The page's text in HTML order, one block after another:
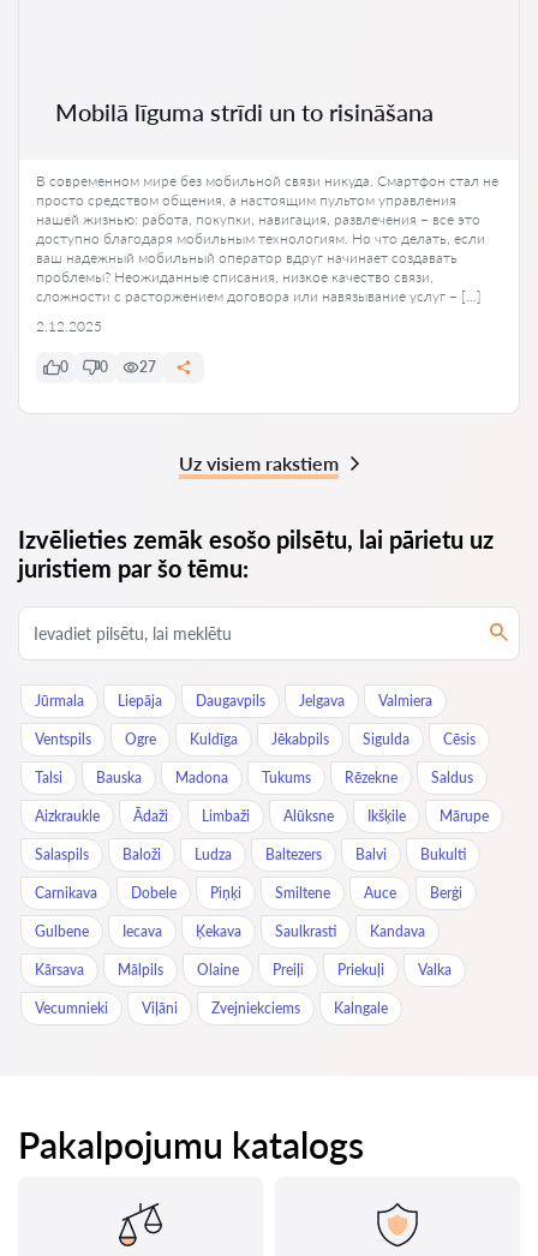
Mobilā līguma strīdi un to risināšana
В современном мире без мобильной связи никуда. Смартфон стал не
просто средством общения, а настоящим пультом управления
нашей жизнью: работа, покупки, навигация, развлечения – все это
доступно благодаря мобильным технологиям. Но что делать, если
ваш надежный мобильный оператор вдруг начинает создавать
проблемы? Неожиданные списания, низкое качество связи,
сложности с расторжением договора или навязывание услуг – […]
2.12.2025
0 0 27
Uz visiem rakstiem
Izvēlieties zemāk esošo pilsētu, lai pārietu uz
juristiem par šo tēmu:
Jūrmala Liepāja Daugavpils Jelgava Valmiera
Ventspils Ogre Kuldīga Jēkabpils Sigulda Cēsis
Talsi Bauska Madona Tukums Rēzekne Saldus
Aizkraukle Ādaži Limbaži Alūksne Ikšķile Mārupe
Salaspils Baloži Ludza Baltezers Balvi Bukulti
Carnikava Dobele Piņķi Smiltene Auce Berģi
Gulbene Iecava Ķekava Saulkrasti Kandava
Kārsava Mālpils Olaine Preiļi Priekuļi Valka
Vecumnieki Viļāni Zvejniekciems Kalngale
Pakalpojumu katalogs